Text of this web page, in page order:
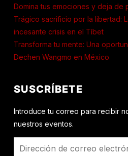
Domina tus emociones y deja de
Trágico sacrificio por la libertad:
incesante crisis en el Tíbet
Transforma tu mente: Una
Dechen Wangmo en México
SUSCRÍBETE
Introduce tu correo para recibir
nuestros eventos.